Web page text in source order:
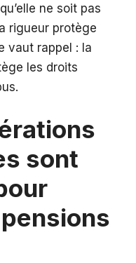
ne soit pas
rigueur protège
vaut rappel : la
les droits
sont